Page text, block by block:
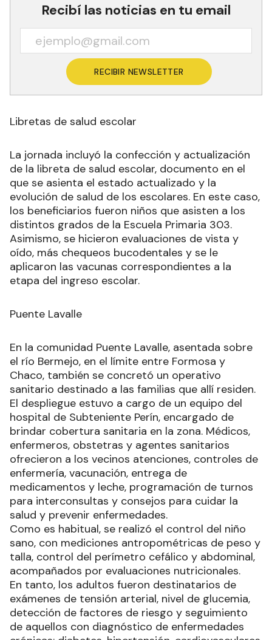
Recibí las noticias en tu email
RECIBIR NEWSLETTER
Libretas de salud escolar
La jornada incluyó la confección y actualización
de la libreta de salud escolar, documento en el
que se asienta el estado actualizado y la
evolución de salud de los escolares. En este caso,
los beneficiarios fueron niños que asisten a los
distintos grados de la Escuela Primaria 303.
Asimismo, se hicieron evaluaciones de vista y
oído, más chequeos bucodentales y se le
aplicaron las vacunas correspondientes a la
etapa del ingreso escolar.
Puente Lavalle
En la comunidad Puente Lavalle, asentada sobre
el río Bermejo, en el límite entre Formosa y
Chaco, también se concretó un operativo
sanitario destinado a las familias que allí residen.
El despliegue estuvo a cargo de un equipo del
hospital de Subteniente Perín, encargado de
brindar cobertura sanitaria en la zona. Médicos,
enfermeros, obstetras y agentes sanitarios
ofrecieron a los vecinos atenciones, controles de
enfermería, vacunación, entrega de
medicamentos y leche, programación de turnos
para interconsultas y consejos para cuidar la
salud y prevenir enfermedades.
Como es habitual, se realizó el control del niño
sano, con mediciones antropométricas de peso y
talla, control del perímetro cefálico y abdominal,
acompañados por evaluaciones nutricionales.
En tanto, los adultos fueron destinatarios de
exámenes de tensión arterial, nivel de glucemia,
detección de factores de riesgo y seguimiento
de aquellos con diagnóstico de enfermedades